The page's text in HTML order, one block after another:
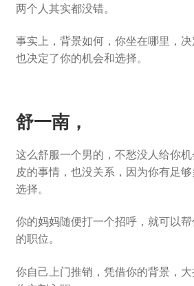
两个人其实都没错。
事实上，背景如何，你坐在哪里，决
也决定了你的机会和选择。
舒一南，
这么舒服一个男的，不愁没人给你
皮的事情，也没关系，因为你有足
选择。
你的妈妈随便打一个招呼，就可以
的职位。
你自己上门推销，凭借你的背景，